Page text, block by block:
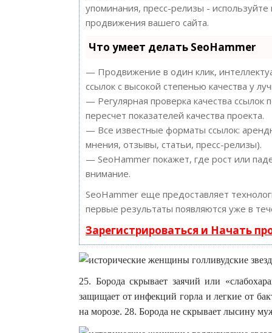
упоминания, пресс-релизы -
продвижения вашего сайта.
Что умеет делать SeoHammer
— Продвижение в один клик,
ссылок с высокой степенью качества у
— Регулярная проверка качества
пересчет показателей качества проекта.
— Все известные форматы ссылок:
мнения, отзывы, статьи, пресс-релизы).
— SeoHammer покажет, где рост или
внимание.
SeoHammer еще предоставляет
первые результаты появляются уже в
Зарегистрироваться и Начать
25. Борода скрывает заячий или
защищает от инфекций горла и легкие от
на морозе. 28. Борода не скрывает лысину